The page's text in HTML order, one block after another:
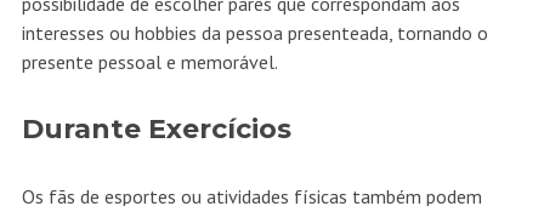
interesses ou hobbies da pessoa presenteada, tornando o
presente pessoal e memorável.
Durante Exercícios
Os fãs de esportes ou atividades físicas também podem